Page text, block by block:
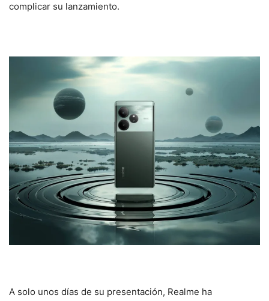
complicar su lanzamiento.
A solo unos días de su presentación, Realme ha